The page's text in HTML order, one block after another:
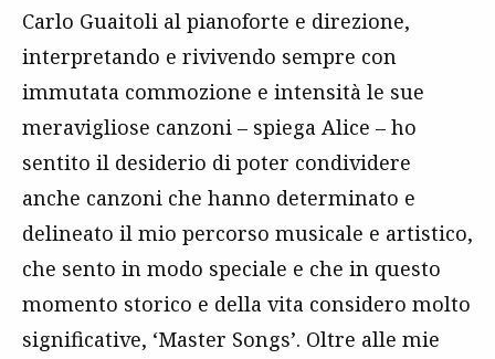
Carlo Guaitoli al pianoforte e direzione,
interpretando e rivivendo sempre con
immutata commozione e intensità le sue
meravigliose canzoni – spiega Alice – ho
sentito il desiderio di poter condividere
anche canzoni che hanno determinato e
delineato il mio percorso musicale e artistico,
che sento in modo speciale e che in questo
momento storico e della vita considero molto
significative, ‘Master Songs’. Oltre alle mie